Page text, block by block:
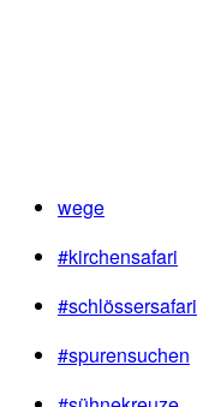
wege
#kirchensafari
#schlössersafari
#spurensuchen